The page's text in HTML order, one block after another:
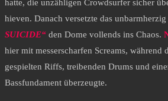
hatte, die unzähligen Crowdsurfer sicher
hieven. Danach versetzte das unbarmherzig
SUICIDE“ den Dome vollends ins Chaos.
hier mit messerscharfen Screams, während
gespielten Riffs, treibenden Drums und
Bassfundament überzeugte.